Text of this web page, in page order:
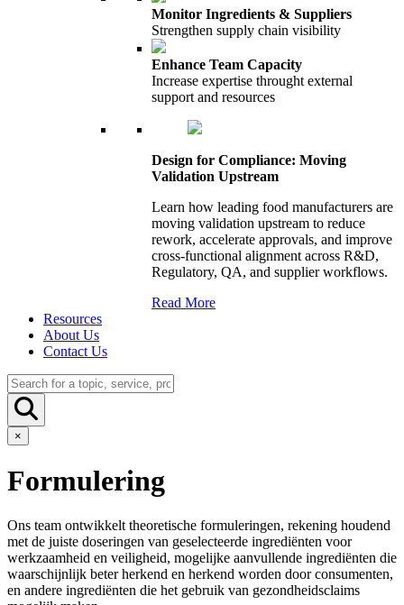
Monitor Ingredients & Suppliers
Strengthen supply chain visibility
Enhance Team Capacity
Increase expertise throught external
support and resources
Design for Compliance: Moving
Validation Upstream
Learn how leading food manufacturers are
moving validation upstream to reduce
rework, accelerate approvals, and improve
cross-functional alignment across R&D,
Regulatory, QA, and supplier workflows.
Read More
Resources
About Us
Contact Us
×
Formulering
Ons team ontwikkelt theoretische formuleringen, rekening houdend
met de juiste doseringen van geselecteerde ingrediënten voor
werkzaamheid en veiligheid, mogelijke aanvullende ingrediënten die
waarschijnlijk beter herkend en herkend worden door consumenten,
en andere ingrediënten die het gebruik van gezondheidsclaims